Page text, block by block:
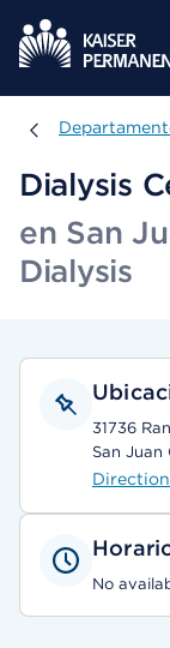
Dialysis
en San
Dialysis
31736
San Juan
No